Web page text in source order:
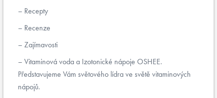
Recepty
Recenze
Zajímavosti
Vitaminová voda a Izotonické nápoje OSHEE.
Představujeme Vám světového lídra ve světě vitaminových
nápojů.